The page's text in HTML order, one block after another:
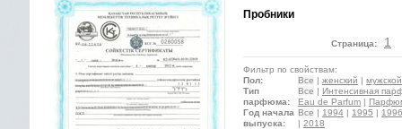
Пробники
Страница: 1
Фильтр по свойствам:
Пол:
Все | женский | мужской
Тип
парфюма:
Все | Интенсивная
Eau de Parfum |
Год начала
выпуска:
Все | 1994 | 1995 | 1996
| 2018